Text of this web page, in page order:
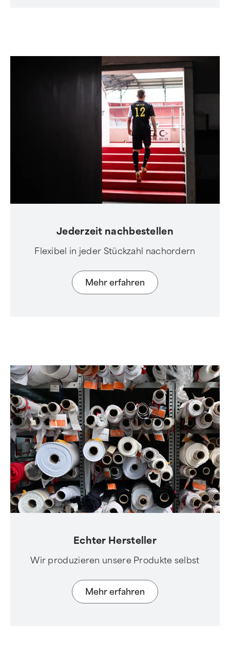
Jederzeit nachbestellen
Flexibel in jeder Stückzahl nachordern
Mehr erfahren
Echter Hersteller
Wir produzieren unsere Produkte selbst
Mehr erfahren